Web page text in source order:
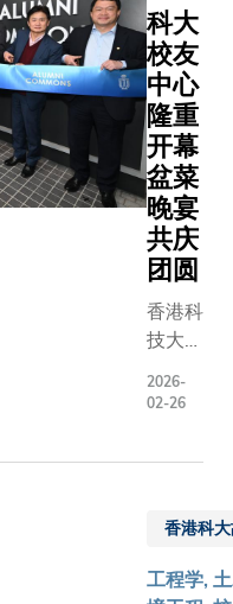
科大
校友
中心
隆重
开幕
盆菜
晚宴
共庆
团圆
香港科
技大学
大）清
17日
（星期
六）迎
2026-
02-26
香港科
工程学,